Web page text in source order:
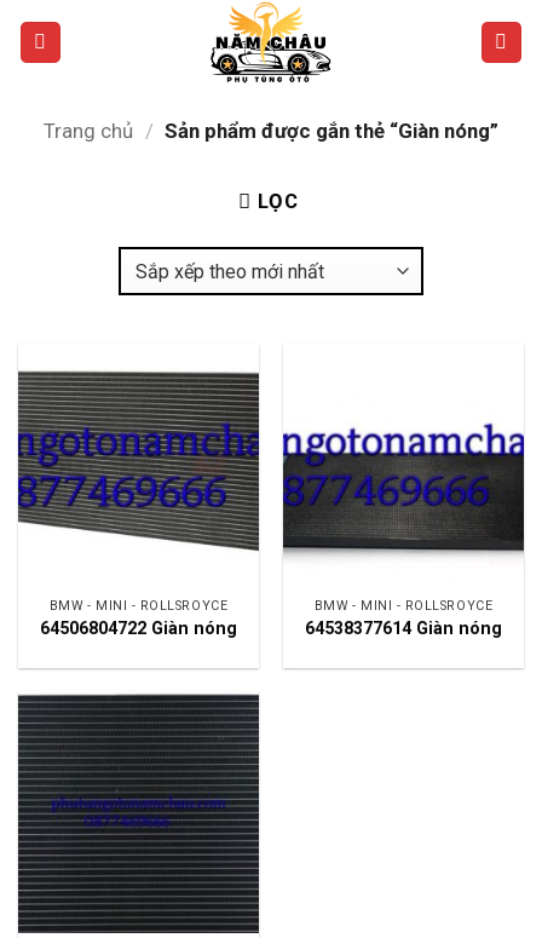
Trang chủ / Sản phẩm được gắn thẻ “Giàn nóng”
LỌC
BMW - MINI - ROLLSROYCE
64506804722 Giàn nóng
BMW - MINI - ROLLSROYCE
64538377614 Giàn nóng